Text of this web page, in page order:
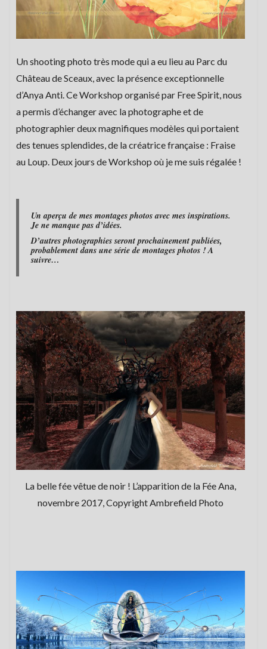
Un shooting photo très mode qui a eu lieu au Parc du
Château de Sceaux, avec la présence exceptionnelle
d’Anya Anti. Ce Workshop organisé par Free Spirit, nous
a permis d’échanger avec la photographe et de
photographier deux magnifiques modèles qui portaient
des tenues splendides, de la créatrice française : Fraise
au Loup. Deux jours de Workshop où je me suis régalée !
Un aperçu de mes montages photos avec mes inspirations.
Je ne manque pas d’idées.
D’autres photographies seront prochainement publiées,
probablement dans une série de montages photos ! A
suivre…
La belle fée vêtue de noir ! L’apparition de la Fée Ana,
novembre 2017, Copyright Ambrefield Photo